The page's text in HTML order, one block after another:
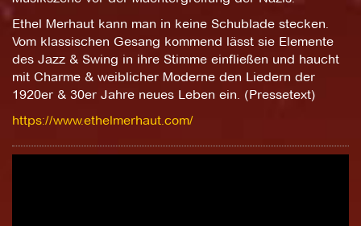
Ethel Merhaut kann man in keine Schublade stecken.
Vom klassischen Gesang kommend lässt sie Elemente
des Jazz & Swing in ihre Stimme einfließen und haucht
mit Charme & weiblicher Moderne den Liedern der
1920er & 30er Jahre neues Leben ein. (Pressetext)
https://www.ethelmerhaut.com/